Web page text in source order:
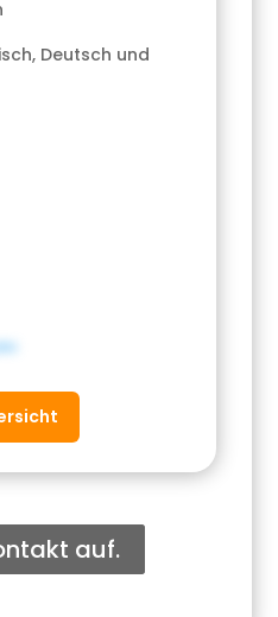
Deutsch und
auf.